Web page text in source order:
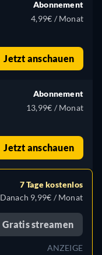
Abonnement
4,99€ / Monat
Jetzt anschauen
Abonnement
13,99€ / Monat
Jetzt anschauen
7 Tage kostenlos
Danach 9,99€ / Monat
Gratis streamen
ANZEIGE